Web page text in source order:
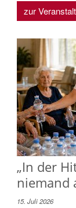
zur
„In der
niemand
15. Juli 2026